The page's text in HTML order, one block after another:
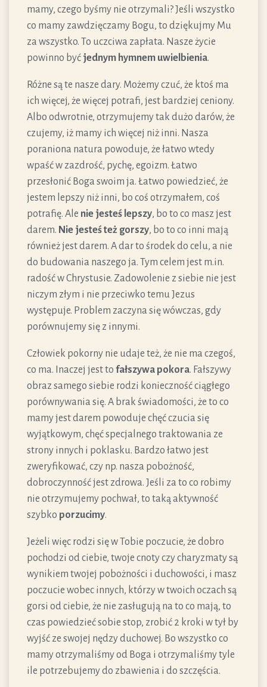
mamy, czego byśmy nie otrzymali? Jeśli wszystko
co mamy zawdzięczamy Bogu, to dziękujmy Mu
za wszystko. To uczciwa zapłata. Nasze życie
powinno być jednym hymnem uwielbienia.
Różne są te nasze dary. Możemy czuć, że ktoś ma
ich więcej, że więcej potrafi, jest bardziej ceniony.
Albo odwrotnie, otrzymujemy tak dużo darów, że
czujemy, iż mamy ich więcej niż inni. Nasza
poraniona natura powoduje, że łatwo wtedy
wpaść w zazdrość, pychę, egoizm. Łatwo
przesłonić Boga swoim ja. Łatwo powiedzieć, że
jestem lepszy niż inni, bo coś otrzymałem, coś
potrafię. Ale nie jesteś lepszy, bo to co masz jest
darem. Nie jesteś też gorszy, bo to co inni mają
również jest darem. A dar to środek do celu, a nie
do budowania naszego ja. Tym celem jest m.in.
radość w Chrystusie. Zadowolenie z siebie nie jest
niczym złym i nie przeciwko temu Jezus
występuje. Problem zaczyna się wówczas, gdy
porównujemy się z innymi.
Człowiek pokorny nie udaje też, że nie ma czegoś,
co ma. Inaczej jest to fałszywa pokora. Fałszywy
obraz samego siebie rodzi konieczność ciągłego
porównywania się. A brak świadomości, że to co
mamy jest darem powoduje chęć czucia się
wyjątkowym, chęć specjalnego traktowania ze
strony innych i poklasku. Bardzo łatwo jest
zweryfikować, czy np. nasza pobożność,
dobroczynność jest zdrowa. Jeśli za to co robimy
nie otrzymujemy pochwał, to taką aktywność
szybko porzucimy.
Jeżeli więc rodzi się w Tobie poczucie, że dobro
pochodzi od ciebie, twoje cnoty czy charyzmaty są
wynikiem twojej pobożności i duchowości, i masz
poczucie wobec innych, którzy w twoich oczach są
gorsi od ciebie, że nie zasługują na to co mają, to
czas powiedzieć sobie stop, zrobić 2 kroki w tył by
wyjść ze swojej nędzy duchowej. Bo wszystko co
mamy otrzymaliśmy od Boga i otrzymaliśmy tyle
ile potrzebujemy do zbawienia i do szczęścia.